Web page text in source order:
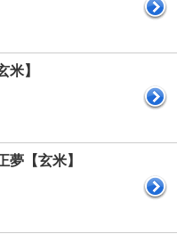
】
【玄米】